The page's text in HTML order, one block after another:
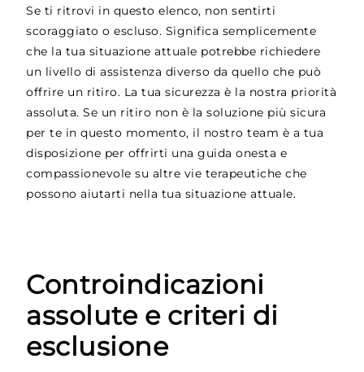
Se ti ritrovi in questo elenco, non sentirti
scoraggiato o escluso. Significa semplicemente
che la tua situazione attuale potrebbe richiedere
un livello di assistenza diverso da quello che può
offrire un ritiro. La tua sicurezza è la nostra priorità
assoluta. Se un ritiro non è la soluzione più sicura
per te in questo momento, il nostro team è a tua
disposizione per offrirti una guida onesta e
compassionevole su altre vie terapeutiche che
possono aiutarti nella tua situazione attuale.
Controindicazioni
assolute e criteri di
esclusione